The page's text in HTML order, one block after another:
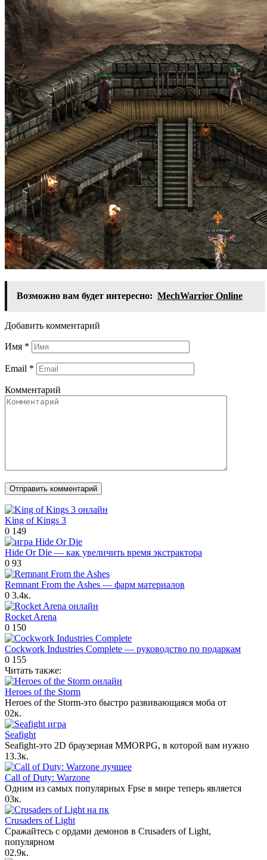
Возможно вам будет интересно: MechWarrior Online
Добавить комментарий
Имя *
Email *
Комментарий
King of Kings 3
0 149
Hide Or Die — как увеличить время экстрактора
0 93
Remnant From the Ashes — фарм материалов
0 3.4к.
Rocket Arena
0 150
Cockwork Industries Complete — руководство по подаркам
0 155
Читать также:
Heroes of the Storm
Heroes of the Storm-это быстро развивающаяся моба от
02к.
Seafight
Seafight-это 2D браузерная MMORPG, в которой вам нужно
13.3к.
Call of Duty: Warzone
Одним из самых популярных Fpse в мире теперь является
03к.
Crusaders of Light
Сражайтесь с ордами демонов в Crusaders of Light,
популярном
02.9к.